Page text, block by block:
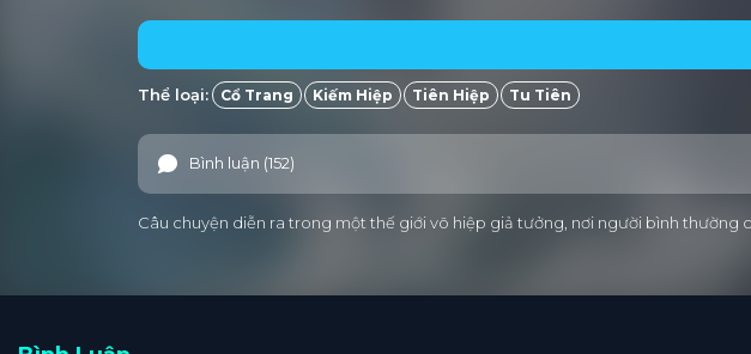
Thể loại: Cổ Trang Kiếm Hiệp Tiên Hiệp Tu Tiên
Bình luận (152)
Câu chuyện diễn ra trong một thế giới võ hiệp giả tưởng, nơi người bình thường